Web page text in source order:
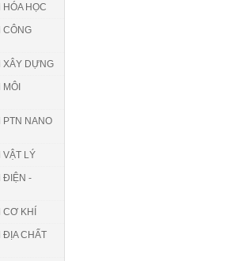
HÓA HỌC
CÔNG
XÂY DỰNG
MÔI
PTN NANO
VẬT LÝ
ĐIỆN -
CƠ KHÍ
ĐỊA CHẤT